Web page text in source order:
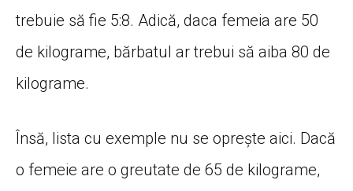
trebuie să fie 5:8. Adică, daca femeia are 50
de kilograme, bărbatul ar trebui să aiba 80 de
kilograme.
Însă, lista cu exemple nu se oprește aici. Dacă
o femeie are o greutate de 65 de kilograme,